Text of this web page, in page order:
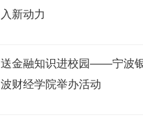
入新动力
送金融知识进校园——宁波
波财经学院举办活动